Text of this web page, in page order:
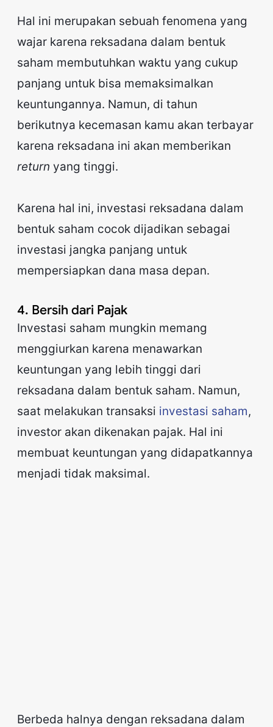
Hal ini merupakan sebuah fenomena yang
wajar karena reksadana dalam bentuk
saham membutuhkan waktu yang cukup
panjang untuk bisa memaksimalkan
keuntungannya. Namun, di tahun
berikutnya kecemasan kamu akan terbayar
karena reksadana ini akan memberikan
return yang tinggi.
Karena hal ini, investasi reksadana dalam
bentuk saham cocok dijadikan sebagai
investasi jangka panjang untuk
mempersiapkan dana masa depan.
4. Bersih dari Pajak
Investasi saham mungkin memang
menggiurkan karena menawarkan
keuntungan yang lebih tinggi dari
reksadana dalam bentuk saham. Namun,
saat melakukan transaksi investasi saham,
investor akan dikenakan pajak. Hal ini
membuat keuntungan yang didapatkannya
menjadi tidak maksimal.
Berbeda halnya dengan reksadana dalam